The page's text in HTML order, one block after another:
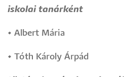
iskolai tanárként
• Albert Mária
• Tóth Károly Árpád